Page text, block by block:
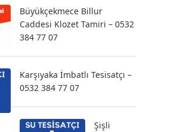
Büyükçekmece Billur
Caddesi Klozet Tamiri – 0532
384 77 07
Karşıyaka İmbatlı Tesisatçı –
0532 384 77 07
Şişli